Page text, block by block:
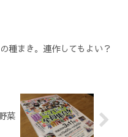
種まき。連作してもよい？
菜